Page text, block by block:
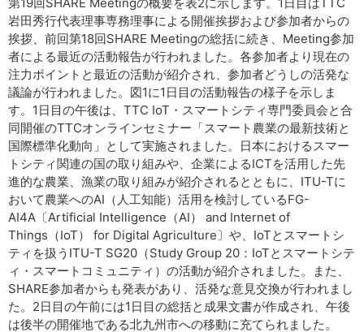
岩田秀行代表理事専務理事による開催挨拶および参加者からの
挨拶、前回第18回SHARE Meetingの総括に続き、Meeting参加
者による最近の活動報告が行われました。各参加者より現在の
注力ポイントと最近の活動が紹介され、参加者どうしの活発な
議論が行われました。図1に1日目の活動報告の様子を示しま
す。1日目の午後は、TTC IoT・スマートシティ専門委員会と合
同開催のTTCオンラインセミナー「スマート農業の最新技術と
国際標準化動向」として実施されました。日本におけるスマー
トシティ関連の国の取り組みや、企業によるICTを活用した先
進的な農業、漁業の取り組みが紹介されるとともに、ITU-Tに
おいて農業へのAI（人工知能）活用を検討しているFG-
AI4A〔Artificial Intelligence（AI） and Internet of
Things（IoT） for Digital Agriculture〕や、IoTとスマートシ
ティを扱うITU-T SG20（Study Group 20：IoTとスマートシテ
ィ・スマートコミュニティ）の活動が紹介されました。また、
SHARE参加者からも発表があり、活発な意見交換が行われまし
た。2日目の午前には1日目の総括と成果文書が作成され、午後
は後半の開催地である北九州市への移動に充てられました。